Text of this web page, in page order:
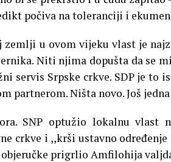
počiva na toleranciji i
u ovom vijeku vlast je
Niti njima dopušta da se
servis Srpske crkve. SDP je
partnerom. Ništa novo. Još
SNP optužio lokalnu vlast
crkve i ,,krši ustavno
objeručke prigrlio Amfilohija